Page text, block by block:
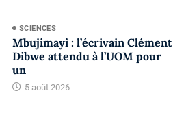
SCIENCES
Mbujimayi : l’écrivain Clément
Dibwe attendu à l’UOM pour
un
5 août 2026